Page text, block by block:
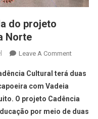
do projeto
Norte
Leave A Comment
Cultural terá duas
com Vadeia
O projeto Cadência
por meio de duas